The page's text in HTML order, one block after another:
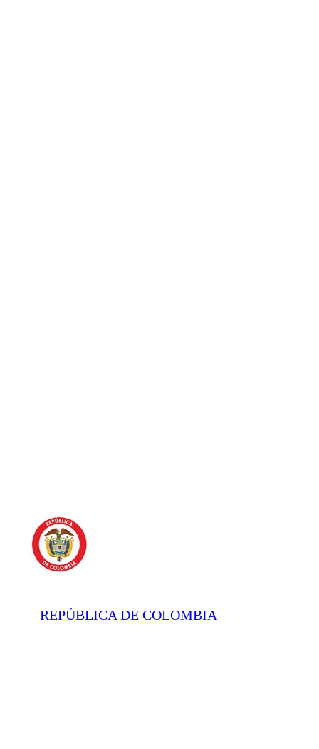
REPÚBLICA DE COLOMBIA